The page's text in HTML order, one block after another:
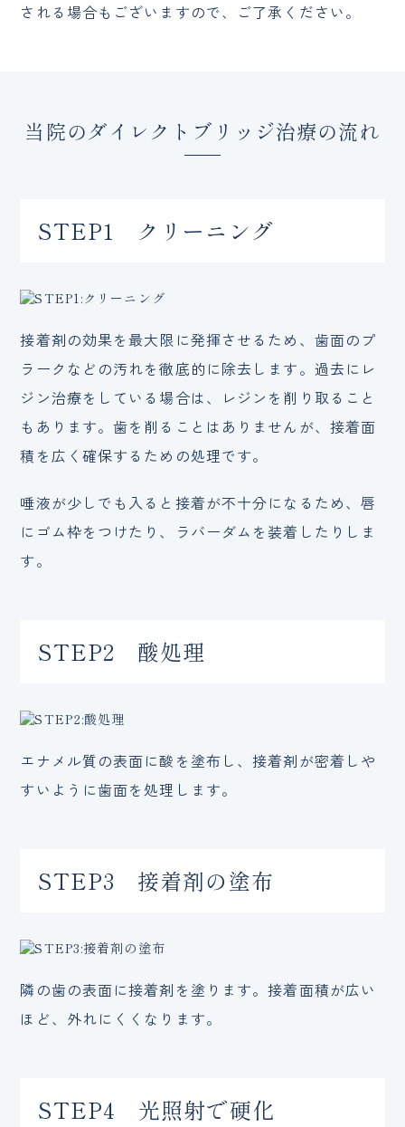
される場合もございますので、ご了承ください。
当院のダイレクトブリッジ治療の流れ
STEP1 クリーニング
接着剤の効果を最大限に発揮させるため、歯面のプ
ラークなどの汚れを徹底的に除去します。過去にレ
ジン治療をしている場合は、レジンを削り取ること
もあります。歯を削ることはありませんが、接着面
積を広く確保するための処理です。
唾液が少しでも入ると接着が不十分になるため、唇
にゴム枠をつけたり、ラバーダムを装着したりしま
す。
STEP2 酸処理
エナメル質の表面に酸を塗布し、接着剤が密着しや
すいように歯面を処理します。
STEP3 接着剤の塗布
隣の歯の表面に接着剤を塗ります。接着面積が広い
ほど、外れにくくなります。
STEP4 光照射で硬化